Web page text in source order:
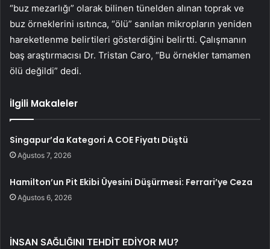
“buz mezarlığı” olarak bilinen tünelden alınan toprak ve
buz örneklerini ısıtınca, “ölü” sanılan mikropların yeniden
hareketlenme belirtileri gösterdiğini belirtti. Çalışmanın
baş araştırmacısı Dr. Tristan Caro, “Bu örnekler tamamen
ölü değildi” dedi.
İlgili Makaleler
Singapur’da Kategori A COE Fiyatı Düştü
Ağustos 7, 2026
Hamilton’un Pit Ekibi Üyesini Düşürmesi: Ferrari’ye Ceza
Ağustos 6, 2026
İNSAN SAĞLIĞINI TEHDİT EDİYOR MU?